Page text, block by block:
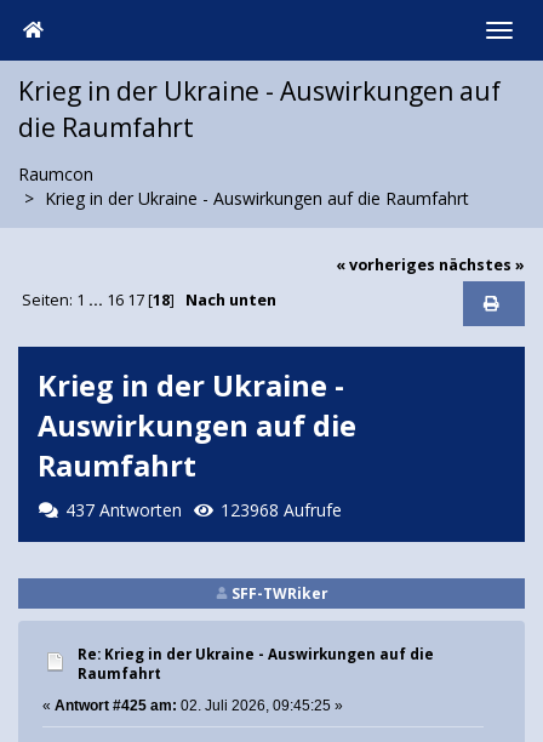
Krieg in der Ukraine - Auswirkungen auf
die Raumfahrt
Raumcon
Krieg in der Ukraine - Auswirkungen auf die Raumfahrt
« vorheriges nächstes »
Seiten: 1 ... 16 17[18] Nach unten
Krieg in der Ukraine -
Auswirkungen auf die
Raumfahrt
437 Antworten 123968 Aufrufe
SFF-TWRiker
Re: Krieg in der Ukraine - Auswirkungen auf die
Raumfahrt
« Antwort #425 am: 02. Juli 2026, 09:45:25 »